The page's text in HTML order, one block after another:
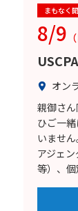
まもなく
8/9
オン
親御さ
ひご一
いませ
アジェ
等）、